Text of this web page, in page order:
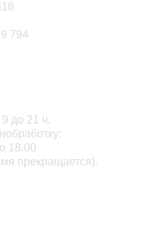
794
до 21 ч.
18.00
прекращается).